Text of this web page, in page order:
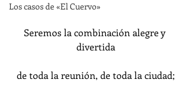
Los casos de «El Cuervo»
Seremos la combinación alegre y
divertida
de toda la reunión, de toda la ciudad;